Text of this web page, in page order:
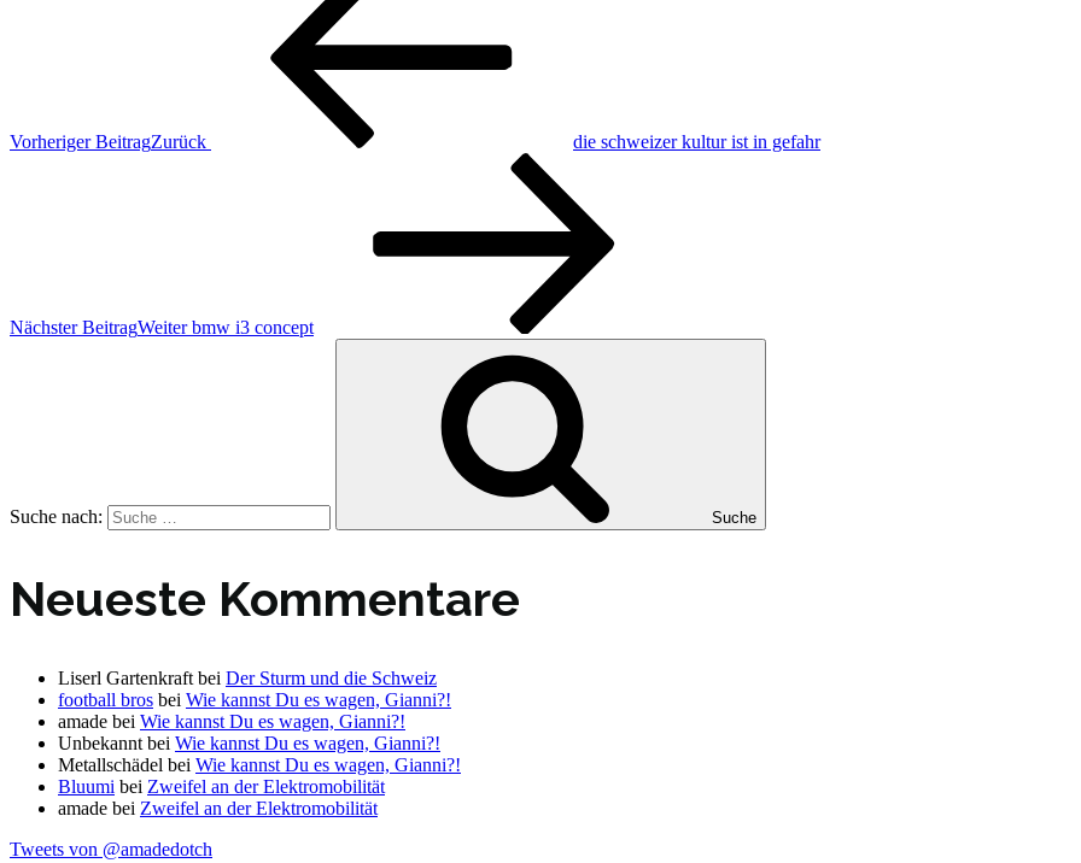
Vorheriger BeitragZurück die schweizer kultur ist in gefahr
Nächster BeitragWeiter bmw i3 concept
Suche nach: Suche
Neueste Kommentare
Liserl Gartenkraft bei Der Sturm und die Schweiz
football bros bei Wie kannst Du es wagen, Gianni?!
amade bei Wie kannst Du es wagen, Gianni?!
Unbekannt bei Wie kannst Du es wagen, Gianni?!
Metallschädel bei Wie kannst Du es wagen, Gianni?!
Bluumi bei Zweifel an der Elektromobilität
amade bei Zweifel an der Elektromobilität
Tweets von @amadedotch